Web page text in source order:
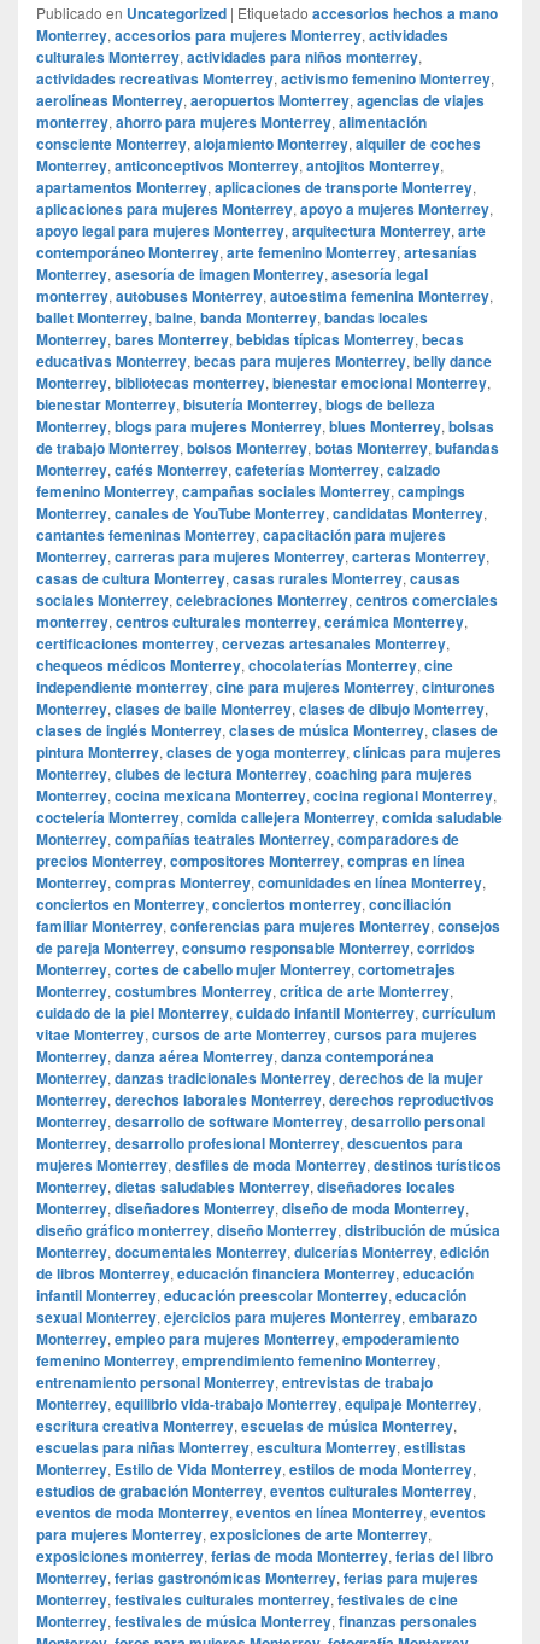
Publicado en Uncategorized | Etiquetado accesorios hechos a mano
Monterrey, accesorios para mujeres Monterrey, actividades
culturales Monterrey, actividades para niños monterrey,
actividades recreativas Monterrey, activismo femenino Monterrey,
aerolíneas Monterrey, aeropuertos Monterrey, agencias de viajes
monterrey, ahorro para mujeres Monterrey, alimentación
consciente Monterrey, alojamiento Monterrey, alquiler de coches
Monterrey, anticonceptivos Monterrey, antojitos Monterrey,
apartamentos Monterrey, aplicaciones de transporte Monterrey,
aplicaciones para mujeres Monterrey, apoyo a mujeres Monterrey,
apoyo legal para mujeres Monterrey, arquitectura Monterrey, arte
contemporáneo Monterrey, arte femenino Monterrey, artesanías
Monterrey, asesoría de imagen Monterrey, asesoría legal
monterrey, autobuses Monterrey, autoestima femenina Monterrey,
ballet Monterrey, balne, banda Monterrey, bandas locales
Monterrey, bares Monterrey, bebidas típicas Monterrey, becas
educativas Monterrey, becas para mujeres Monterrey, belly dance
Monterrey, bibliotecas monterrey, bienestar emocional Monterrey,
bienestar Monterrey, bisutería Monterrey, blogs de belleza
Monterrey, blogs para mujeres Monterrey, blues Monterrey, bolsas
de trabajo Monterrey, bolsos Monterrey, botas Monterrey, bufandas
Monterrey, cafés Monterrey, cafeterías Monterrey, calzado
femenino Monterrey, campañas sociales Monterrey, campings
Monterrey, canales de YouTube Monterrey, candidatas Monterrey,
cantantes femeninas Monterrey, capacitación para mujeres
Monterrey, carreras para mujeres Monterrey, carteras Monterrey,
casas de cultura Monterrey, casas rurales Monterrey, causas
sociales Monterrey, celebraciones Monterrey, centros comerciales
monterrey, centros culturales monterrey, cerámica Monterrey,
certificaciones monterrey, cervezas artesanales Monterrey,
chequeos médicos Monterrey, chocolaterías Monterrey, cine
independiente monterrey, cine para mujeres Monterrey, cinturones
Monterrey, clases de baile Monterrey, clases de dibujo Monterrey,
clases de inglés Monterrey, clases de música Monterrey, clases de
pintura Monterrey, clases de yoga monterrey, clínicas para mujeres
Monterrey, clubes de lectura Monterrey, coaching para mujeres
Monterrey, cocina mexicana Monterrey, cocina regional Monterrey,
coctelería Monterrey, comida callejera Monterrey, comida saludable
Monterrey, compañías teatrales Monterrey, comparadores de
precios Monterrey, compositores Monterrey, compras en línea
Monterrey, compras Monterrey, comunidades en línea Monterrey,
conciertos en Monterrey, conciertos monterrey, conciliación
familiar Monterrey, conferencias para mujeres Monterrey, consejos
de pareja Monterrey, consumo responsable Monterrey, corridos
Monterrey, cortes de cabello mujer Monterrey, cortometrajes
Monterrey, costumbres Monterrey, crítica de arte Monterrey,
cuidado de la piel Monterrey, cuidado infantil Monterrey, currículum
vitae Monterrey, cursos de arte Monterrey, cursos para mujeres
Monterrey, danza aérea Monterrey, danza contemporánea
Monterrey, danzas tradicionales Monterrey, derechos de la mujer
Monterrey, derechos laborales Monterrey, derechos reproductivos
Monterrey, desarrollo de software Monterrey, desarrollo personal
Monterrey, desarrollo profesional Monterrey, descuentos para
mujeres Monterrey, desfiles de moda Monterrey, destinos turísticos
Monterrey, dietas saludables Monterrey, diseñadores locales
Monterrey, diseñadores Monterrey, diseño de moda Monterrey,
diseño gráfico monterrey, diseño Monterrey, distribución de música
Monterrey, documentales Monterrey, dulcerías Monterrey, edición
de libros Monterrey, educación financiera Monterrey, educación
infantil Monterrey, educación preescolar Monterrey, educación
sexual Monterrey, ejercicios para mujeres Monterrey, embarazo
Monterrey, empleo para mujeres Monterrey, empoderamiento
femenino Monterrey, emprendimiento femenino Monterrey,
entrenamiento personal Monterrey, entrevistas de trabajo
Monterrey, equilibrio vida-trabajo Monterrey, equipaje Monterrey,
escritura creativa Monterrey, escuelas de música Monterrey,
escuelas para niñas Monterrey, escultura Monterrey, estilistas
Monterrey, Estilo de Vida Monterrey, estilos de moda Monterrey,
estudios de grabación Monterrey, eventos culturales Monterrey,
eventos de moda Monterrey, eventos en línea Monterrey, eventos
para mujeres Monterrey, exposiciones de arte Monterrey,
exposiciones monterrey, ferias de moda Monterrey, ferias del libro
Monterrey, ferias gastronómicas Monterrey, ferias para mujeres
Monterrey, festivales culturales monterrey, festivales de cine
Monterrey, festivales de música Monterrey, finanzas personales